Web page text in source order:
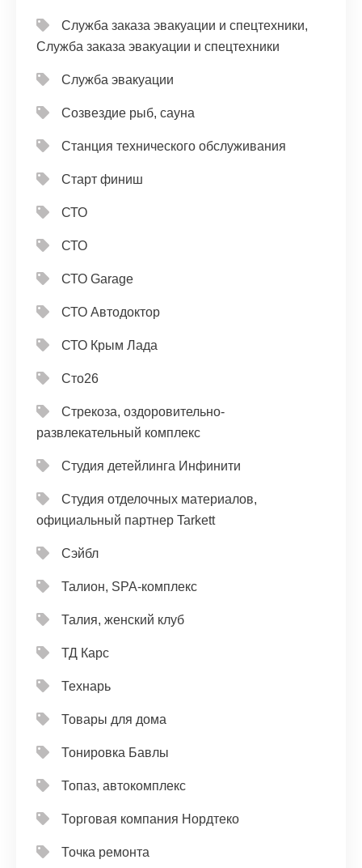
Служба заказа эвакуации и спецтехники,
Служба заказа эвакуации и спецтехники
Служба эвакуации
Созвездие рыб, сауна
Станция технического обслуживания
Старт финиш
СТО
СТО
СТО Garage
СТО Автодоктор
СТО Крым Лада
Сто26
Стрекоза, оздоровительно-
развлекательный комплекс
Студия детейлинга Инфинити
Студия отделочных материалов,
официальный партнер Tarkett
Сэйбл
Талион, SPA-комплекс
Талия, женский клуб
ТД Карс
Технарь
Товары для дома
Тонировка Бавлы
Топаз, автокомплекс
Торговая компания Нордтеко
Точка ремонта